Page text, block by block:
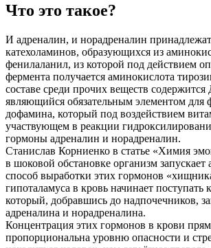
Что это такое?
И адреналин, и норадреналин
катехоламинов, образующихся из
фенилаланил, из которой под действием
фермента получается аминокислота
составе среди прочих веществ
являющийся обязательным элементом для
дофамина, который под воздействием
участвующем в реакции
гормоны адреналин и норадреналин.
Станислав Корниенко в статье «Химия
в шоковой обстановке организм запускает
способ выработки этих гормонов
гипоталамуса в кровь начинает поступать
который, добравшись до надпочечников,
адреналина и норадреналина.
Концентрация этих гормонов в крови
пропорциональна уровню опасности и